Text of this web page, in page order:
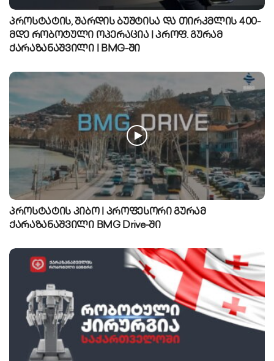
პროსტატის, შარდის ბუშტისა და თირკმლის 400-
მდე რობოტული ოპერაცია | პროფ. გურამ
ქარაზანაშვილი | BMG-ში
პროსტატის კიბო | პროფესორი გურამ
ქარაზანაშვილი BMG Drive-ში